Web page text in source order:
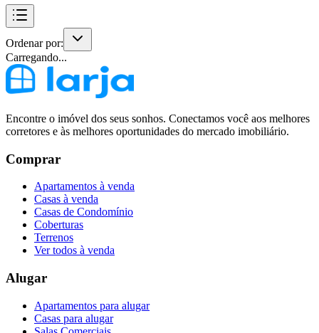
Ordenar por:
Carregando...
Encontre o imóvel dos seus sonhos. Conectamos você aos melhores
corretores e às melhores oportunidades do mercado imobiliário.
Comprar
Apartamentos à venda
Casas à venda
Casas de Condomínio
Coberturas
Terrenos
Ver todos à venda
Alugar
Apartamentos para alugar
Casas para alugar